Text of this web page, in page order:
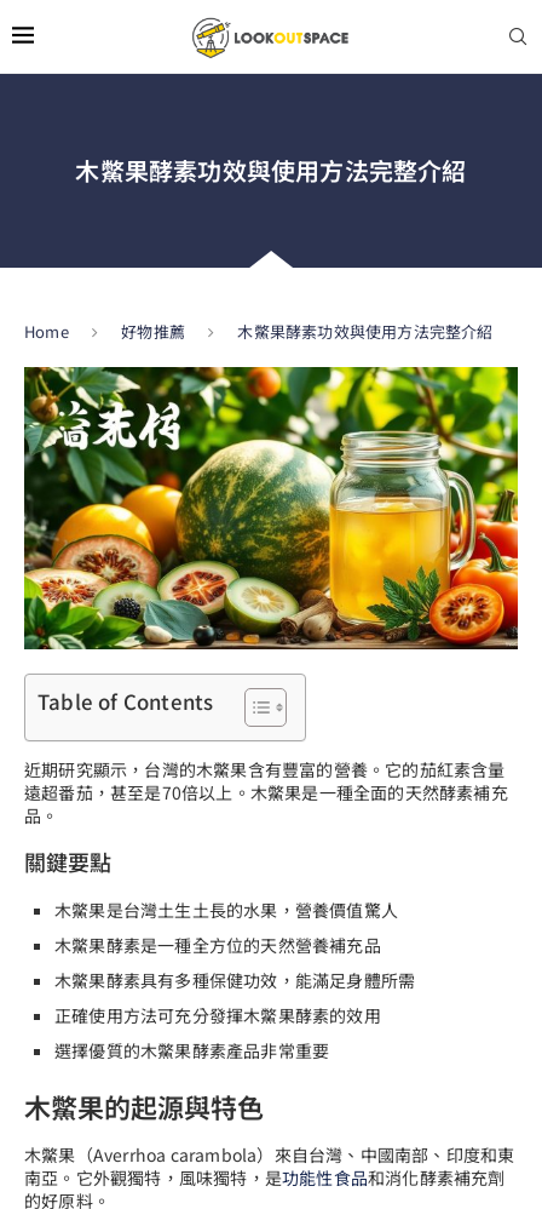
木鱉果酵素功效與使用方法完整介紹
Home 好物推薦 木鱉果酵素功效與使用方法完整介紹
Table of Contents
近期研究顯示，台灣的木鱉果含有豐富的營養。它的茄紅素含量
遠超番茄，甚至是70倍以上。木鱉果是一種全面的天然酵素補充
品。
關鍵要點
木鱉果是台灣土生土長的水果，營養價值驚人
木鱉果酵素是一種全方位的天然營養補充品
木鱉果酵素具有多種保健功效，能滿足身體所需
正確使用方法可充分發揮木鱉果酵素的效用
選擇優質的木鱉果酵素產品非常重要
木鱉果的起源與特色
木鱉果（Averrhoa carambola）來自台灣、中國南部、印度和東
南亞。它外觀獨特，風味獨特，是功能性食品和消化酵素補充劑
的好原料。